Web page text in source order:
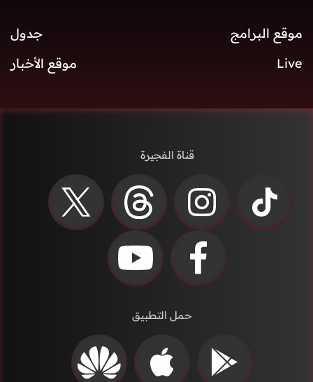
موقع البرامج
جدول
Live
موقع الأخبار
قناة الفجيرة
حمل التطبيق